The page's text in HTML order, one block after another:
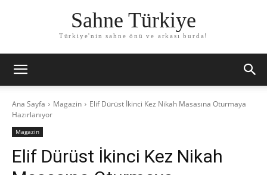
Sahne Türkiye
Türkiye'nin sahne önü ve arkası burda!
Ana Sayfa Magazin
Elif Dürüst İkinci Kez Nikah Masasına Oturmaya
Hazırlanıyor
Magazin
Elif Dürüst İkinci Kez Nikah